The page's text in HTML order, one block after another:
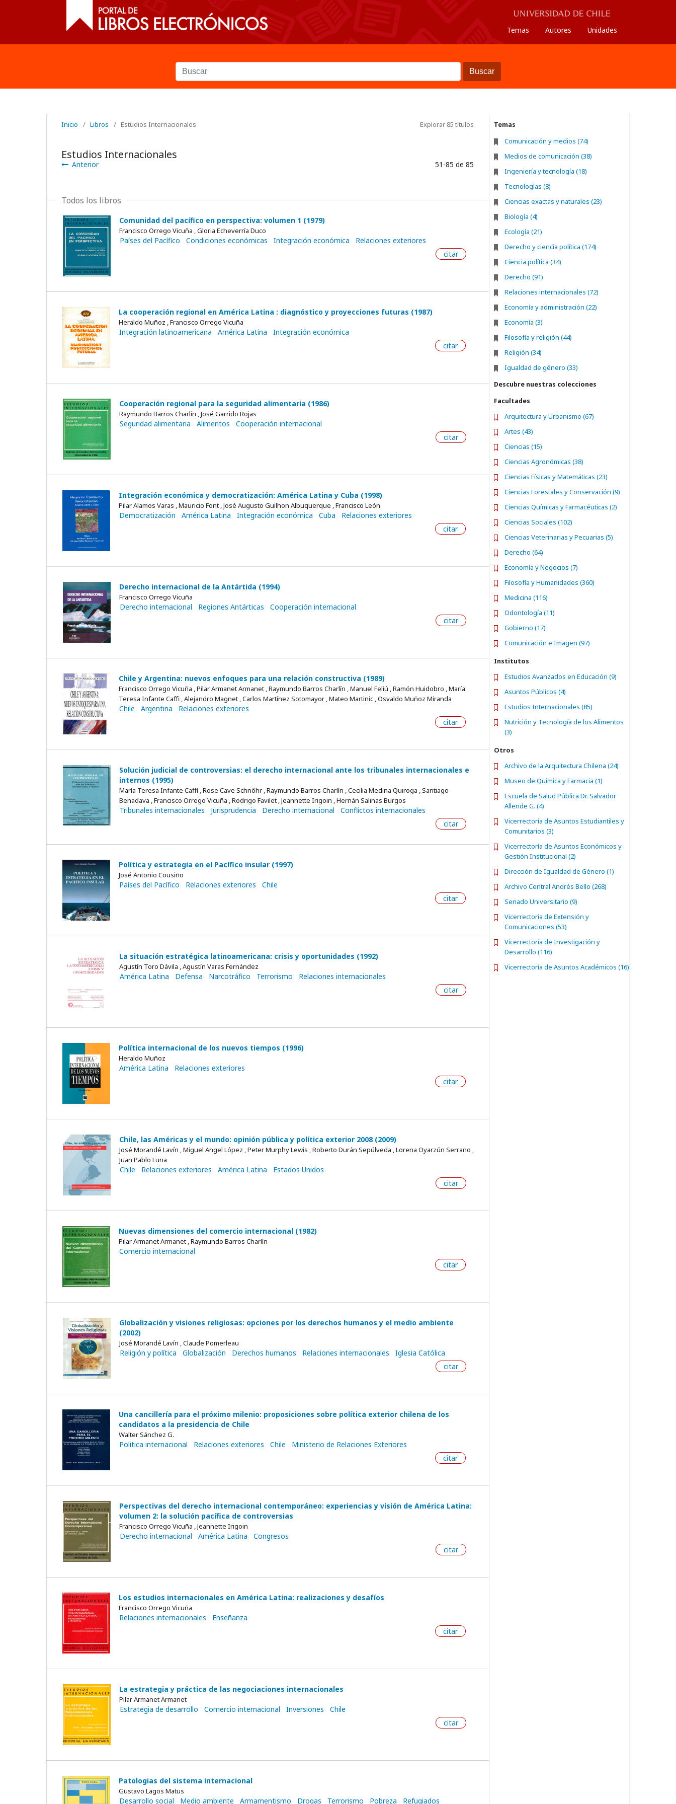
Temas Autores Unidades
Buscar
Inicio / Libros / Estudios Internacionales Explorar 85 títulos
Estudios Internacionales
Anterior 51-85 de 85
Todos los libros
Comunidad del pacífico en perspectiva: volumen 1 (1979)
Francisco Orrego Vicuña , Gloria Echeverría Duco
Países del Pacífico Condiciones económicas Integración económica
Relaciones exteriores
citar
La cooperación regional en América Latina : diagnóstico y proyecciones futuras (1987)
Heraldo Muñoz , Francisco Orrego Vicuña
Integración latinoamericana América Latina
Integración económica
citar
Cooperación regional para la seguridad alimentaria (1986)
Raymundo Barros Charlín , José Garrido Rojas
Seguridad alimentaria Alimentos
Cooperación internacional
citar
Integración económica y democratización: América Latina y Cuba (1998)
Pilar Alamos Varas , Mauricio Font , José Augusto Guilhon Albuquerque , Francisco León
Democratización América Latina Integración económica Cuba
Relaciones exteriores
citar
Derecho internacional de la Antártida (1994)
Francisco Orrego Vicuña
Derecho internacional Regiones Antárticas
Cooperación internacional
citar
Chile y Argentina: nuevos enfoques para una relación constructiva (1989)
Francisco Orrego Vicuña , Pilar Armanet Armanet , Raymundo Barros Charlín , Manuel Feliú , Ramón Huidobro , María
Teresa Infante Caffi , Alejandro Magnet , Carlos Martínez Sotomayor , Mateo Martinic , Osvaldo Muñoz Miranda
Chile Argentina
Relaciones exteriores
citar
Solución judicial de controversias: el derecho internacional ante los tribunales internacionales e
internos (1995)
María Teresa Infante Caffi , Rose Cave Schnöhr , Raymundo Barros Charlín , Cecilia Medina Quiroga , Santiago
Benadava , Francisco Orrego Vicuña , Rodrigo Favilet , Jeannette Irigoin , Hernán Salinas Burgos
Tribunales internacionales Jurisprudencia Derecho internacional
Conflictos internacionales
citar
Política y estrategia en el Pacífico insular (1997)
José Antonio Cousiño
Países del Pacífico Relaciones exteriores
Chile
citar
La situación estratégica latinoamericana: crisis y oportunidades (1992)
Agustín Toro Dávila , Agustín Varas Fernández
América Latina Defensa Narcotráfico Terrorismo
Relaciones internacionales
citar
Política internacional de los nuevos tiempos (1996)
Heraldo Muñoz
América Latina
Relaciones exteriores
citar
Chile, las Américas y el mundo: opinión pública y política exterior 2008 (2009)
José Morandé Lavín , Miguel Angel López , Peter Murphy Lewis , Roberto Durán Sepúlveda , Lorena Oyarzún Serrano ,
Juan Pablo Luna
Chile Relaciones exteriores América Latina
Estados Unidos
citar
Nuevas dimensiones del comercio internacional (1982)
Pilar Armanet Armanet , Raymundo Barros Charlín
Comercio internacional
citar
Globalización y visiones religiosas: opciones por los derechos humanos y el medio ambiente
(2002)
José Morandé Lavín , Claude Pomerleau
Religión y política Globalización Derechos humanos Relaciones internacionales
Iglesia Católica
citar
Una cancillería para el próximo milenio: proposiciones sobre política exterior chilena de los
candidatos a la presidencia de Chile
Walter Sánchez G.
Politica internacional Relaciones exteriores Chile
Ministerio de Relaciones Exteriores
citar
Perspectivas del derecho internacional contemporáneo: experiencias y visión de América Latina:
volumen 2: la solución pacífica de controversias
Francisco Orrego Vicuña , Jeannette Irigoin
Derecho internacional América Latina
Congresos
citar
Los estudios internacionales en América Latina: realizaciones y desafíos
Francisco Orrego Vicuña
Relaciones internacionales
Enseñanza
citar
La estrategia y práctica de las negociaciones internacionales
Pilar Armanet Armanet
Estrategia de desarrollo Comercio internacional Inversiones
Chile
citar
Patologias del sistema internacional
Gustavo Lagos Matus
Desarrollo social Medio ambiente Armamentismo Drogas Terrorismo Pobreza Refugiados
Temas
Comunicación y medios (74)
Medios de comunicación (38)
Ingeniería y tecnología (18)
Tecnologías (8)
Ciencias exactas y naturales (23)
Biología (4)
Ecología (21)
Derecho y ciencia política (174)
Ciencia política (34)
Derecho (91)
Relaciones internacionales (72)
Economía y administración (22)
Economía (3)
Filosofía y religión (44)
Religión (34)
Igualdad de género (33)
Descubre nuestras colecciones
Facultades
Arquitectura y Urbanismo (67)
Artes (43)
Ciencias (15)
Ciencias Agronómicas (38)
Ciencias Físicas y Matemáticas (23)
Ciencias Forestales y Conservación (9)
Ciencias Químicas y Farmacéuticas (2)
Ciencias Sociales (102)
Ciencias Veterinarias y Pecuarias (5)
Derecho (64)
Economía y Negocios (7)
Filosofía y Humanidades (360)
Medicina (116)
Odontología (11)
Gobierno (17)
Comunicación e Imagen (97)
Institutos
Estudios Avanzados en Educación (9)
Asuntos Públicos (4)
Estudios Internacionales (85)
Nutrición y Tecnología de los Alimentos
(3)
Otros
Archivo de la Arquitectura Chilena (24)
Museo de Química y Farmacia (1)
Escuela de Salud Pública Dr. Salvador
Allende G. (4)
Vicerrectoría de Asuntos Estudiantiles y
Comunitarios (3)
Vicerrectoría de Asuntos Económicos y
Gestión Institucional (2)
Dirección de Igualdad de Género (1)
Archivo Central Andrés Bello (268)
Senado Universitario (9)
Vicerrectoría de Extensión y
Comunicaciones (53)
Vicerrectoría de Investigación y
Desarrollo (116)
Vicerrectoría de Asuntos Académicos (16)